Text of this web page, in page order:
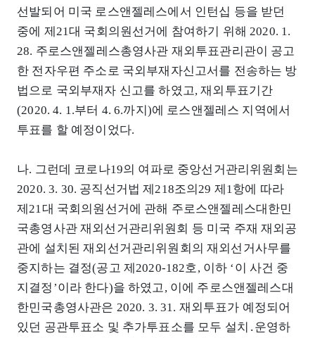
선발되어 미국 로스앤젤레스에서 인턴십 등을 받던
중에 제21대 국회의원선거에 참여하기 위해 2020. 1.
28. 주로스앤젤레스총영사관 재외투표관리관이 공고
한 전자우편 주소로 국외부재자신고서를 전송하는 방
법으로 국외부재자 신고를 하였고, 재외투표기간
(2020. 4. 1.부터 4. 6.까지)에 로스앤젤레스 지역에서
투표를 할 예정이었다.
나. 그런데 코로나19의 여파로 중앙선거관리위원회는
2020. 3. 30. 공직선거법 제218조의29 제1항에 따라
제21대 국회의원선거에 관해 주로스앤젤레스대한민
국총영사관 재외선거관리위원회 등 미국 주재 재외공
관에 설치된 재외선거관리위원회의 재외선거사무를
중지하는 결정(공고 제2020-182호, 이하 ‘이 사건 중
지결정’이라 한다)을 하였고, 이에 주로스앤젤레스대
한민국총영사관은 2020. 3. 31. 재외투표가 예정되어
있던 공관투표소 및 추가투표소를 모두 설치․운영하